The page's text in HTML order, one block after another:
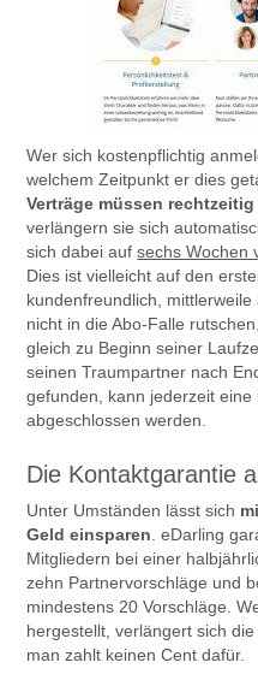
Wer sich kostenpflichtig
welchem Zeitpunkt er dies
Verträge müssen
verlängern sie sich
sich dabei aufsechs Wochen
Dies ist vielleicht auf den
kundenfreundlich,
nicht in die Abo-Falle
gleich zu Beginn seiner
seinen Traumpartner nach
gefunden, kann jederzeit
abgeschlossen werden.
Die Kontaktgarantie
Unter Umständen lässt sich
Geld einsparen . eDarling
Mitgliedern bei einer
zehn Partnervorschläge und
mindestens 20 Vorschläge.
hergestellt, verlängert sich
man zahlt keinen Cent dafür.